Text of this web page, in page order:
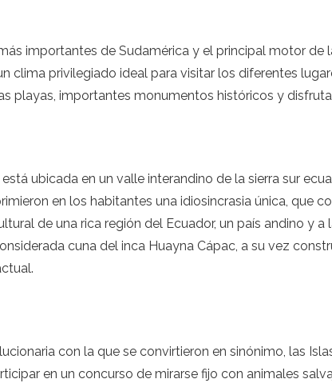
importantes de Sudamérica y el principal motor
clima privilegiado ideal para visitar los diferentes
playas, importantes monumentos históricos y
ubicada en un valle interandino de la sierra sur
en los habitantes una idiosincrasia única, que
de una rica región del Ecuador, un país andino y
cuna del inca Huayna Cápac, a su vez
con la que se convirtieron en sinónimo, las
en un concurso de mirarse fijo con animales